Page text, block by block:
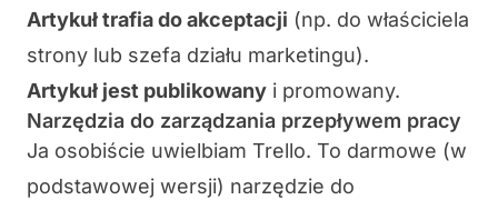
Artykuł trafia do akceptacji (np. do właściciela
strony lub szefa działu marketingu).
Artykuł jest publikowany i promowany.
Narzędzia do zarządzania przepływem pracy
Ja osobiście uwielbiam Trello. To darmowe (w
podstawowej wersji) narzędzie do